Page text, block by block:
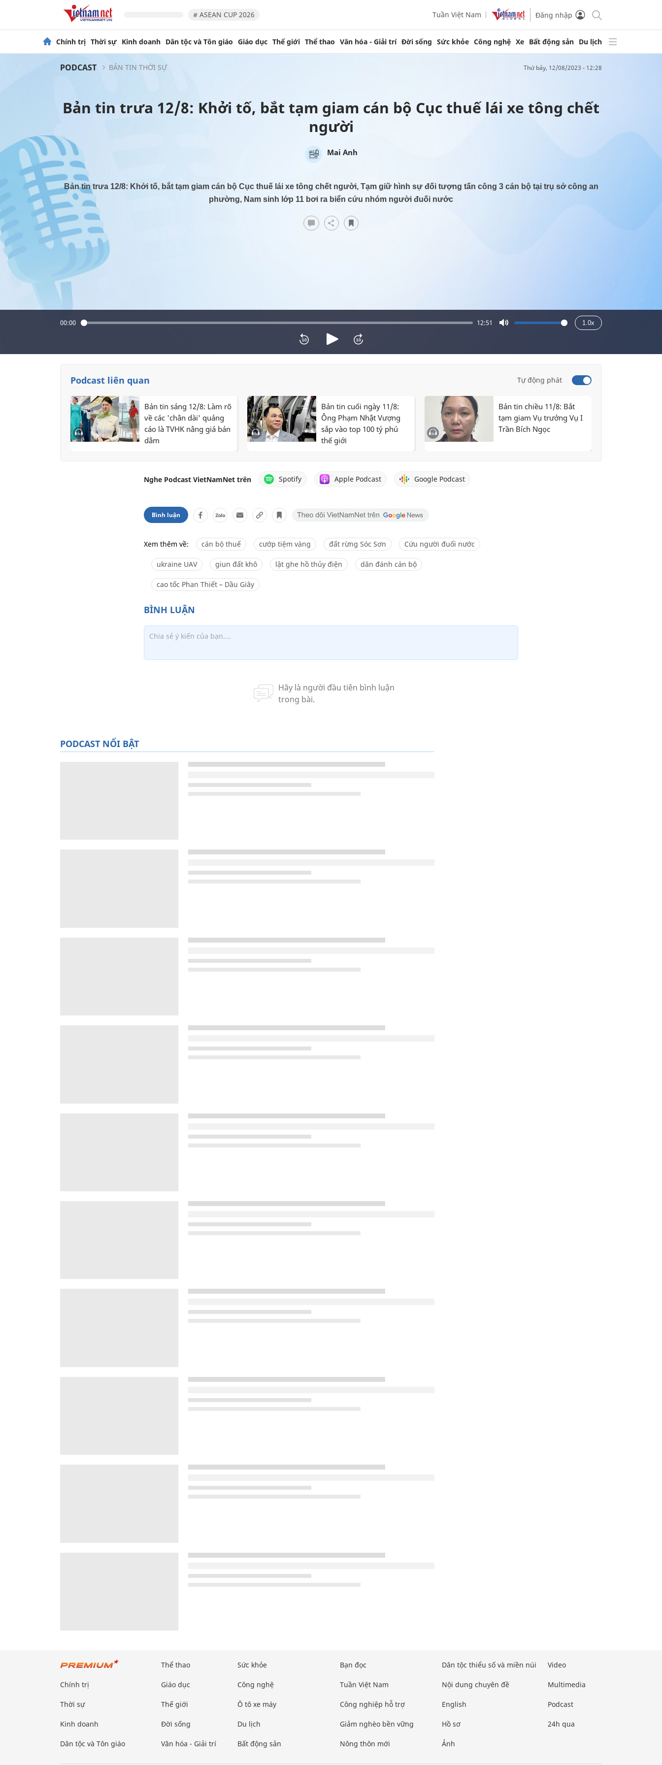
# ASEAN CUP 2026 Tuần Việt Nam Đăng nhập
Chính trị Thời sự Kinh doanh Dân tộc và Tôn giáo Giáo dục Thế giới Thể thao Văn hóa - Giải trí Đời sống Sức khỏe Công nghệ Xe Bất động sản Du lịch
PODCAST BẢN TIN THỜI SỰ thứ bảy, 12/08/2023 - 12:28
00:00 12:51 1.0x
Bản tin trưa 12/8: Khởi tố, bắt tạm giam cán bộ Cục thuế lái xe tông chết
người
Mai Anh
Bản tin trưa 12/8: Khởi tố, bắt tạm giam cán bộ Cục thuế lái xe tông chết người, Tạm giữ hình sự đối tượng tấn công 3 cán bộ tại trụ sở công an
phường, Nam sinh lớp 11 bơi ra biển cứu nhóm người đuối nước
Podcast liên quan Tự động phát
Bản tin sáng 12/8: Làm rõ
về các 'chân dài' quảng
cáo là TVHK nâng giá bán
dâm
Bản tin cuối ngày 11/8:
Ông Phạm Nhật Vượng
sắp vào top 100 tỷ phú
thế giới
Bản tin chiều 11/8: Bắt
tạm giam Vụ trưởng Vụ I
Trần Bích Ngọc
Nghe Podcast VietNamNet trên Spotify Apple Podcast Google Podcast
Bình luận
Xem thêm về: cán bộ thuế cướp tiệm vàng đất rừng Sóc Sơn Cứu người đuối nước
ukraine UAV giun đất khô lật ghe hồ thủy điện dân đánh cán bộ
cao tốc Phan Thiết – Dầu Giây
PODCAST NỔI BẬT
Chính trị
Thời sự
Kinh doanh
Dân tộc và Tôn giáo
Thể thao
Giáo dục
Thế giới
Đời sống
Văn hóa - Giải trí
Sức khỏe
Công nghệ
Ô tô xe máy
Du lịch
Bất động sản
Bạn đọc
Tuần Việt Nam
Công nghiệp hỗ trợ
Giảm nghèo bền vững
Nông thôn mới
Dân tộc thiểu số và miền núi
Nội dung chuyên đề
English
Hồ sơ
Ảnh
Video
Multimedia
Podcast
24h qua